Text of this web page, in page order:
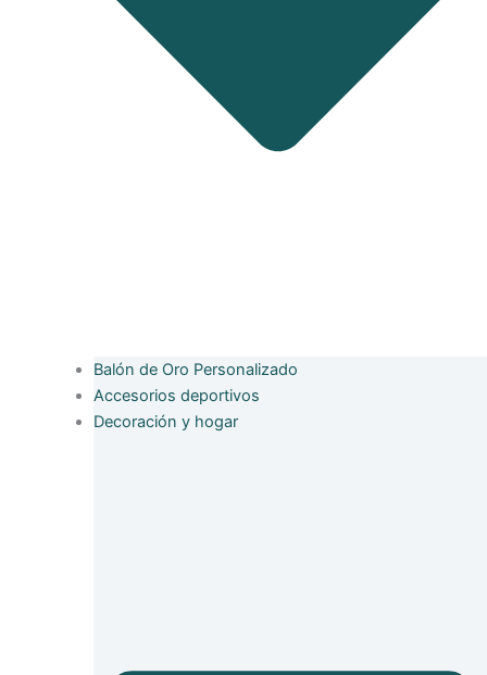
Balón de Oro Personalizado
Accesorios deportivos
Decoración y hogar